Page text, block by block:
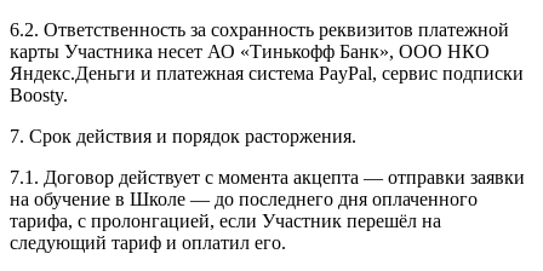
6.2. Ответственность за сохранность реквизитов платежной
карты Участника несет АО «Тинькофф Банк», ООО НКО
Яндекс.Деньги и платежная система PayPal, сервис подписки
Boosty.
7. Срок действия и порядок расторжения.
7.1. Договор действует с момента акцепта — отправки заявки
на обучение в Школе — до последнего дня оплаченного
тарифа, с пролонгацией, если Участник перешёл на
следующий тариф и оплатил его.